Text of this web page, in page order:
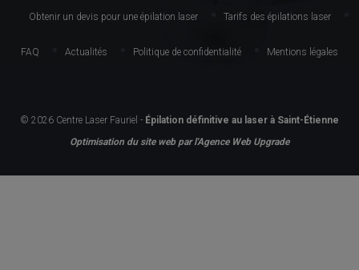
Obtenir un devis pour une épilation laser Tarifs des épilations laser
FAQ Actualités Politique de confidentialité Mentions légales
© 2026 Centre Laser Fauriel - Épilation définitive au laser à Saint-Étienne
Optimisation du site web par l'Agence Web Upgrade